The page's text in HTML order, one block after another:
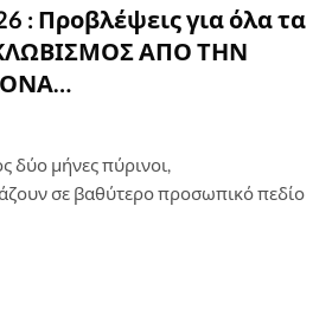
: Προβλέψεις για όλα τα
ΑΠΟ ΤΗΝ
δύο μήνες πύρινοι,
σε βαθύτερο προσωπικό πεδίο